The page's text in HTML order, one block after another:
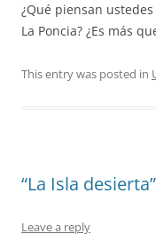
¿Qué piensan
La Poncia? ¿Es más
This entry was posted in
“La Isla
Leave a reply